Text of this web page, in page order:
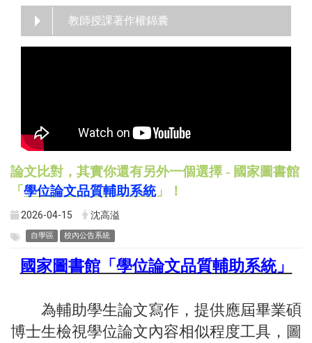
教師授課著作權錦囊
論文比對，其實你還有另外一個選擇 - 國家圖書館
「 學位論文品質輔助系統」！
2026-04-15 沈高溢
自學區 校內公告系統
國家圖書館「學位論文品質輔助系統」
為輔助學生論文寫作，提供應屆畢業碩
博士生檢視學位論文內容相似程度工具，圖